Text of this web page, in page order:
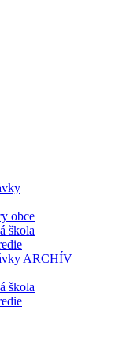
obce
škola
ARCHÍV
škola